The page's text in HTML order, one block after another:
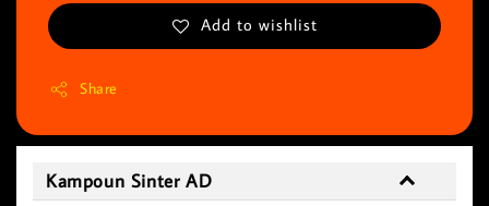
Add to wishlist
Share
Kampoun Sinter AD